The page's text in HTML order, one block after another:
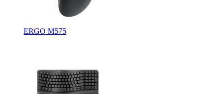
ERGO M575